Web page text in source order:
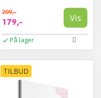
209,-
179,- Vis
På lager
TILBUD